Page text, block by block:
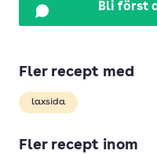
Bli först
Fler recept med
laxsida
Fler recept inom